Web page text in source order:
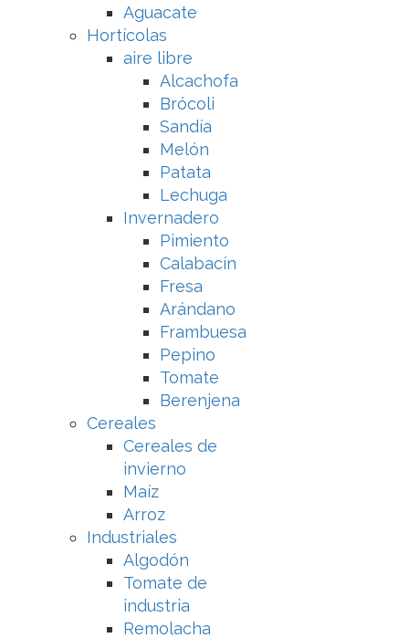
Aguacate
Hortícolas
aire libre
Alcachofa
Brócoli
Sandía
Melón
Patata
Lechuga
Invernadero
Pimiento
Calabacín
Fresa
Arándano
Frambuesa
Pepino
Tomate
Berenjena
Cereales
Cereales de
invierno
Maíz
Arroz
Industriales
Algodón
Tomate de
industria
Remolacha